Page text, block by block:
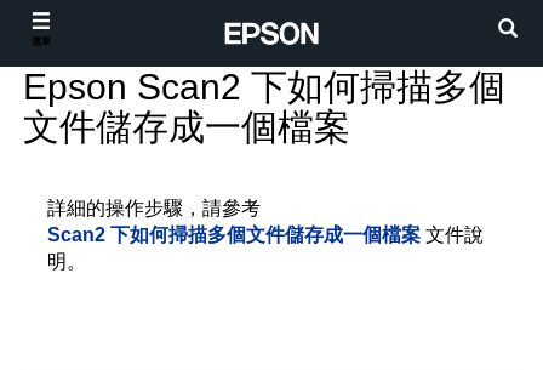
Epson Scan2 下如何掃描多個
文件儲存成一個檔案
詳細的操作步驟，請參考
Scan2 下如何掃描多個文件儲存成一個檔案 文件說
明。